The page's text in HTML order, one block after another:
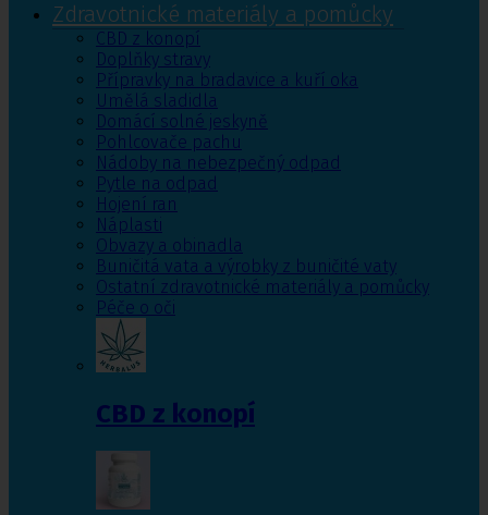
Zdravotnické materiály a pomůcky
CBD z konopí
Doplňky stravy
Přípravky na bradavice a kuří oka
Umělá sladidla
Domácí solné jeskyně
Pohlcovače pachu
Nádoby na nebezpečný odpad
Pytle na odpad
Hojení ran
Náplasti
Obvazy a obinadla
Buničitá vata a výrobky z buničité vaty
Ostatní zdravotnické materiály a pomůcky
Péče o oči
CBD z konopí